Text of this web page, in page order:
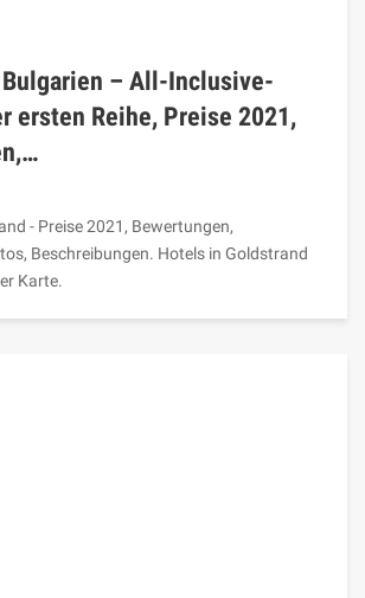
– All-Inclusive-
ersten Reihe, Preise 2021,
- Preise 2021, Bewertungen,
Beschreibungen. Hotels in Goldstrand
Karte.